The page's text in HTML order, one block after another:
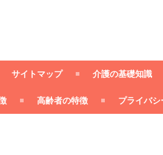
サイトマップ 介護の基礎知識
高齢者の特徴 プライバ